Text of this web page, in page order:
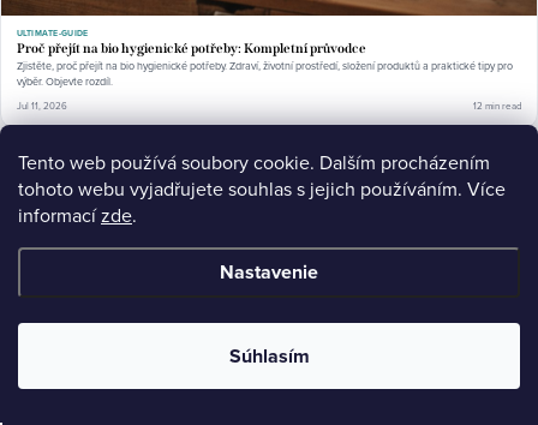
Tento web používá soubory cookie. Dalším procházením
tohoto webu vyjadřujete souhlas s jejich používáním. Více
informacízde.
Nastavenie
Súhlasím
ULTIMATE-GUIDE
Proč přejít na bio hygienické potřeby: Kompletní průvodce
Zjistěte, proč přejít na bio hygienické potřeby. Zdraví, životní prostředí, složení produktů a praktické tipy pro
výběr. Objevte rozdíl.
Jul 11, 2026 12 min read